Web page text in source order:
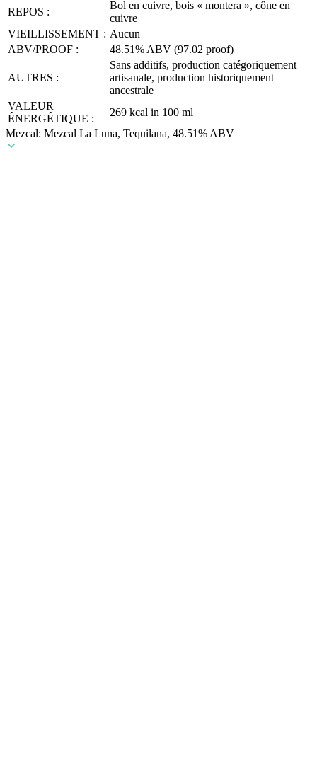
REPOS :
Bol en cuivre, bois « montera », cône en
cuivre
VIEILLISSEMENT : Aucun
ABV/PROOF :
48.51% ABV (97.02 proof)
AUTRES :
Sans additifs, production catégoriquement
artisanale, production historiquement
ancestrale
VALEUR
ÉNERGÉTIQUE :
269 kcal in 100 ml
Mezcal: Mezcal La Luna, Tequilana, 48.51% ABV